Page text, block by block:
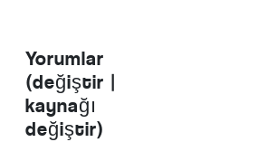
Yorumlar
(değiştir |
kaynağı
değiştir)